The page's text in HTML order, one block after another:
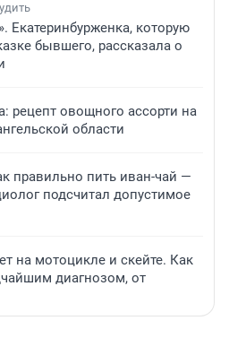
Екатеринбурженка, которую
бывшего, рассказала о
рецепт овощного ассорти на
области
правильно пить иван-чай —
подсчитал допустимое
на мотоцикле и скейте. Как
диагнозом, от